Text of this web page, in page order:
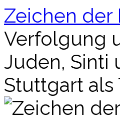
Zum
Inhalt
springen
Zeichen der
Verfolgung
Juden, Sinti
Stuttgart als